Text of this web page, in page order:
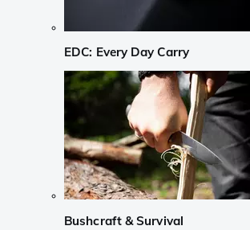
EDC: Every Day Carry
Bushcraft & Survival